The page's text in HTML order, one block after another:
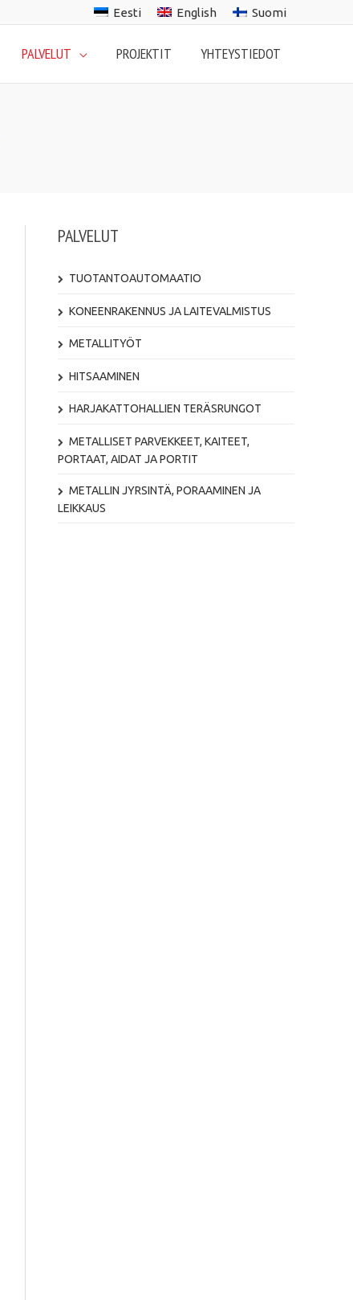
Eesti English Suomi
PALVELUT PROJEKTIT YHTEYSTIEDOT
PALVELUT
TUOTANTOAUTOMAATIO
KONEENRAKENNUS JA LAITEVALMISTUS
METALLITYÖT
HITSAAMINEN
HARJAKATTOHALLIEN TERÄSRUNGOT
METALLISET PARVEKKEET, KAITEET,
PORTAAT, AIDAT JA PORTIT
METALLIN JYRSINTÄ, PORAAMINEN JA
LEIKKAUS